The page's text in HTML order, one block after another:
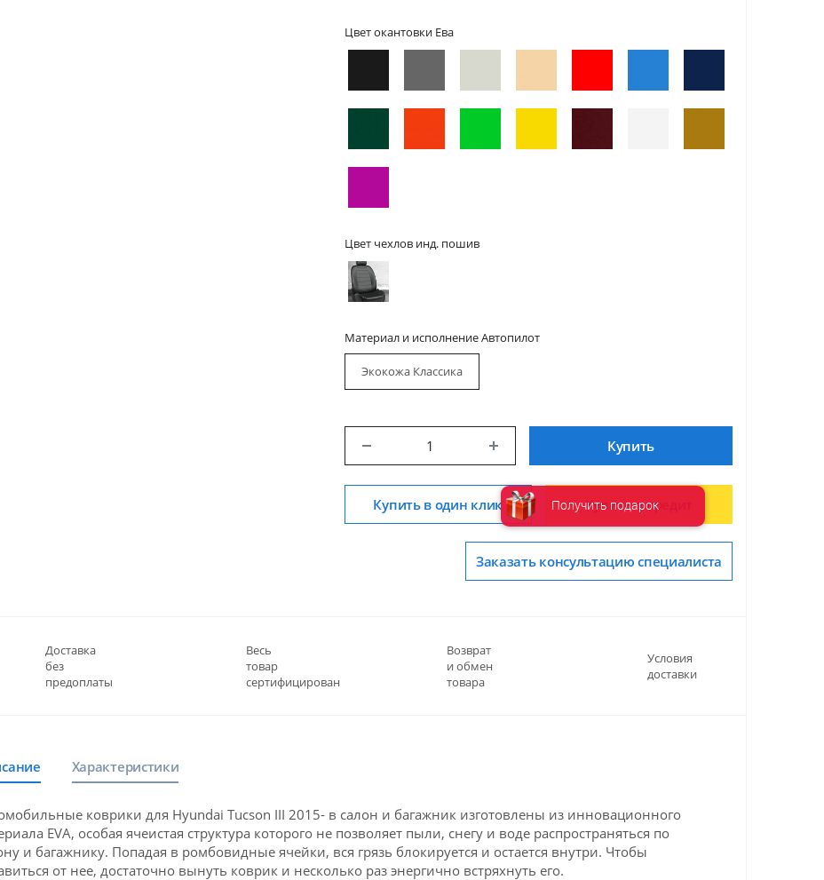
Цвет окантовки Ева
Цвет чехлов инд. пошив
Материал и исполнение Автопилот
Экокожа Классика
Купить
Купить в один клик Купить в кредит
Заказать консультацию специалиста
Доставка
без
предоплаты
Весь
товар
сертифицирован
Возврат
и обмен
товара
Условия
доставки
Характеристики
коврики для Hyundai Tucson III 2015- в салон и багажник изготовлены из инновационного
EVA, особая ячеистая структура которого не позволяет пыли, снегу и воде распространяться по
и багажнику. Попадая в ромбовидные ячейки, вся грязь блокируется и остается внутри. Чтобы
от нее, достаточно вынуть коврик и несколько раз энергично встряхнуть его.
Получить подарок